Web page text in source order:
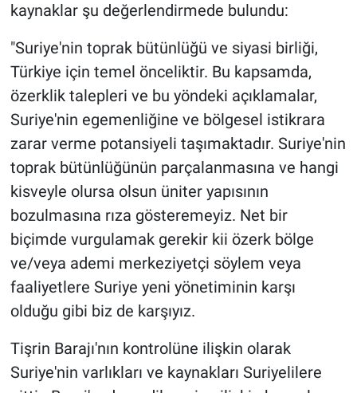
kaynaklar şu değerlendirmede bulundu:
"Suriye'nin toprak bütünlüğü ve siyasi birliği,
Türkiye için temel önceliktir. Bu kapsamda,
özerklik talepleri ve bu yöndeki açıklamalar,
Suriye'nin egemenliğine ve bölgesel istikrara
zarar verme potansiyeli taşımaktadır. Suriye'nin
toprak bütünlüğünün parçalanmasına ve hangi
kisveyle olursa olsun üniter yapısının
bozulmasına rıza gösteremeyiz. Net bir
biçimde vurgulamak gerekir kii özerk bölge
ve/veya ademi merkeziyetçi söylem veya
faaliyetlere Suriye yeni yönetiminin karşı
olduğu gibi biz de karşıyız.
Tişrin Barajı'nın kontrolüne ilişkin olarak
Suriye'nin varlıkları ve kaynakları Suriyelilere